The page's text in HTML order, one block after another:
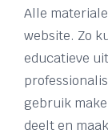
Alle
website. Zo
educatieve
gebruik
deelt en